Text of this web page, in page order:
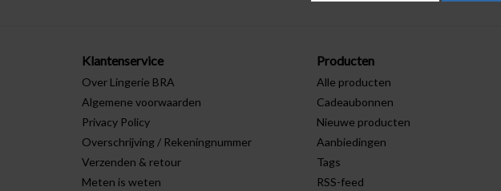
Klantenservice
Over Lingerie BRA
Algemene voorwaarden
Privacy Policy
Overschrijving / Rekeningnummer
Verzenden & retour
Meten is weten
Producten
Alle producten
Cadeaubonnen
Nieuwe producten
Aanbiedingen
Tags
RSS-feed